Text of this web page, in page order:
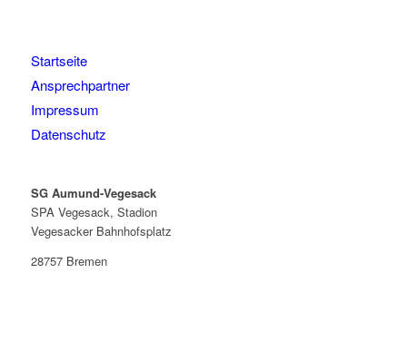
Startseite
Ansprechpartner
Impressum
Datenschutz
SG Aumund-Vegesack
SPA Vegesack, Stadion
Vegesacker Bahnhofsplatz
28757 Bremen